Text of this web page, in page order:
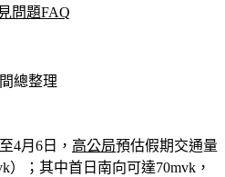
）；其中首日南向可達70mvk，
因應國人提早掃墓、避開人